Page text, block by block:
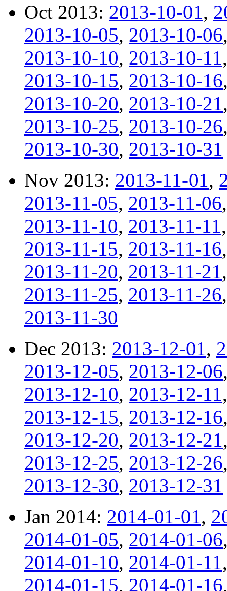
Oct 2013: 2013-10-01,
2013-10-05, 2013-10-06
2013-10-10, 2013-10-11
2013-10-15, 2013-10-16
2013-10-20, 2013-10-21
2013-10-25, 2013-10-26
2013-10-30, 2013-10-31
Nov 2013: 2013-11-01,
2013-11-05, 2013-11-06
2013-11-10, 2013-11-11
2013-11-15, 2013-11-16
2013-11-20, 2013-11-21
2013-11-25, 2013-11-26
2013-11-30
Dec 2013: 2013-12-01,
2013-12-05, 2013-12-06
2013-12-10, 2013-12-11
2013-12-15, 2013-12-16
2013-12-20, 2013-12-21
2013-12-25, 2013-12-26
2013-12-30, 2013-12-31
Jan 2014: 2014-01-01,
2014-01-05, 2014-01-06
2014-01-10, 2014-01-11
2014-01-15, 2014-01-16